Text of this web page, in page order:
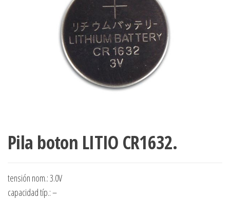
Pila boton LITIO CR1632.
tensión nom.: 3.0V
capacidad típ.: –